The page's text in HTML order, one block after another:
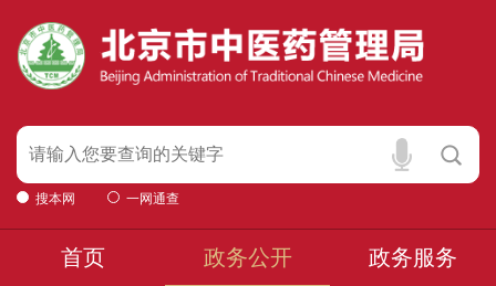
搜本网 一网通查
首页 政务公开 政务服务